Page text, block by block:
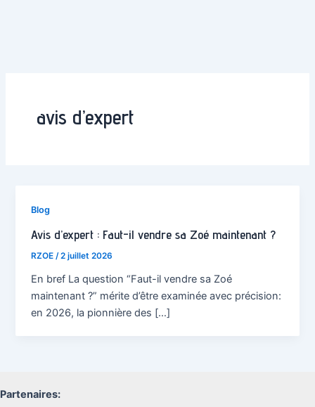
avis d’expert
Blog
Avis d’expert : Faut-il vendre sa Zoé maintenant ?
RZOE /2 juillet 2026
En bref La question “Faut-il vendre sa Zoé
maintenant ?” mérite d’être examinée avec précision:
en 2026, la pionnière des […]
Partenaires: